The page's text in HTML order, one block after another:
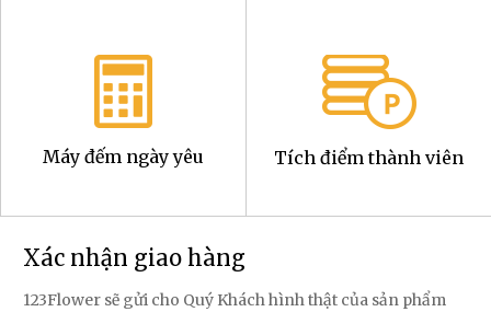
Máy đếm ngày yêu Tích điểm thành viên
Xác nhận giao hàng
123Flower sẽ gửi cho Quý Khách hình thật của sản phẩm